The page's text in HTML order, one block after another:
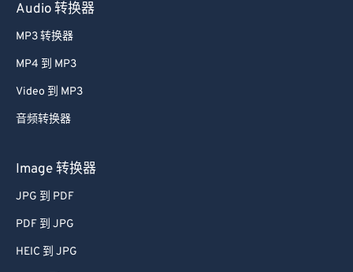
Audio 转换器
MP3 转换器
MP4 到 MP3
Video 到 MP3
音频转换器
Image 转换器
JPG 到 PDF
PDF 到 JPG
HEIC 到 JPG